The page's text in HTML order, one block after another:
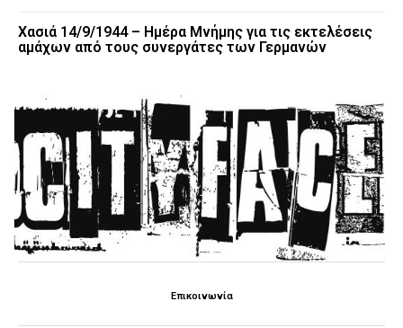
Χασιά 14/9/1944 – Ημέρα Μνήμης για τις εκτελέσεις
αμάχων από τους συνεργάτες των Γερμανών
Επικοινωνία